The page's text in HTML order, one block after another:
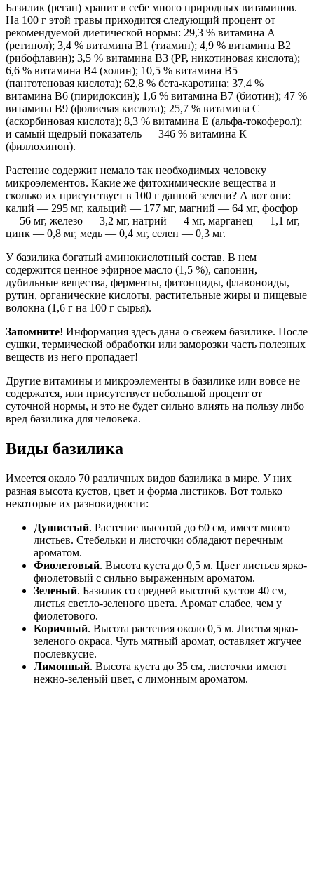
Базилик (реган) хранит в себе много природных витаминов.
На 100 г этой травы приходится следующий процент от
рекомендуемой диетической нормы: 29,3 % витамина А
(ретинол); 3,4 % витамина В1 (тиамин); 4,9 % витамина В2
(рибофлавин); 3,5 % витамина В3 (РР, никотиновая кислота);
6,6 % витамина В4 (холин); 10,5 % витамина В5
(пантотеновая кислота); 62,8 % бета-каротина; 37,4 %
витамина В6 (пиридоксин); 1,6 % витамина В7 (биотин); 47 %
витамина В9 (фолиевая кислота); 25,7 % витамина С
(аскорбиновая кислота); 8,3 % витамина Е (альфа-токоферол);
и самый щедрый показатель — 346 % витамина К
(филлохинон).
Растение содержит немало так необходимых человеку
микроэлементов. Какие же фитохимические вещества и
сколько их присутствует в 100 г данной зелени? А вот они:
калий — 295 мг, кальций — 177 мг, магний — 64 мг, фосфор
— 56 мг, железо — 3,2 мг, натрий — 4 мг, марганец — 1,1 мг,
цинк — 0,8 мг, медь — 0,4 мг, селен — 0,3 мг.
У базилика богатый аминокислотный состав. В нем
содержится ценное эфирное масло (1,5 %), сапонин,
дубильные вещества, ферменты, фитонциды, флавоноиды,
рутин, органические кислоты, растительные жиры и пищевые
волокна (1,6 г на 100 г сырья).
Запомните! Информация здесь дана о свежем базилике. После
сушки, термической обработки или заморозки часть полезных
веществ из него пропадает!
Другие витамины и микроэлементы в базилике или вовсе не
содержатся, или присутствует небольшой процент от
суточной нормы, и это не будет сильно влиять на пользу либо
вред базилика для человека.
Виды базилика
Имеется около 70 различных видов базилика в мире. У них
разная высота кустов, цвет и форма листиков. Вот только
некоторые их разновидности:
Душистый. Растение высотой до 60 см, имеет много
листьев. Стебельки и листочки обладают перечным
ароматом.
Фиолетовый. Высота куста до 0,5 м. Цвет листьев ярко-
фиолетовый с сильно выраженным ароматом.
Зеленый. Базилик со средней высотой кустов 40 см,
листья светло-зеленого цвета. Аромат слабее, чем у
фиолетового.
Коричный. Высота растения около 0,5 м. Листья ярко-
зеленого окраса. Чуть мятный аромат, оставляет жгучее
послевкусие.
Лимонный. Высота куста до 35 см, листочки имеют
нежно-зеленый цвет, с лимонным ароматом.